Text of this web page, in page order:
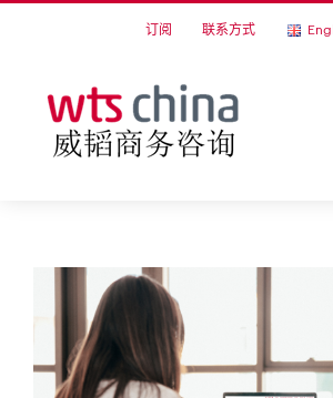
订阅 联系方式
Larger
Image